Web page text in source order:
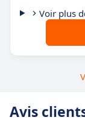
Voir plus
Avis